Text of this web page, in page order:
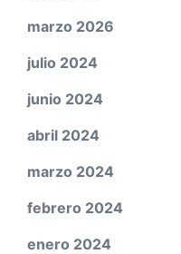
marzo 2026
julio 2024
junio 2024
abril 2024
marzo 2024
febrero 2024
enero 2024